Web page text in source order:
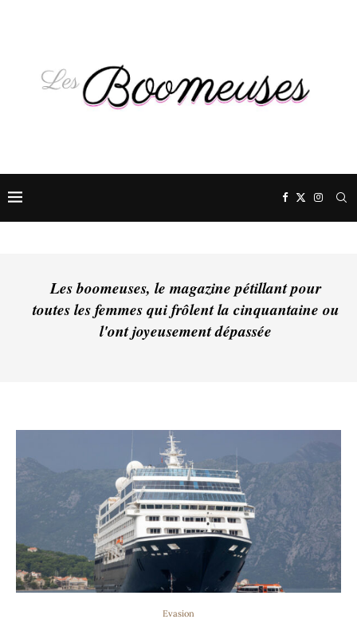
Les boomeuses, le magazine pétillant pour
toutes les femmes qui frôlent la cinquantaine ou
l'ont joyeusement dépassée
Evasion